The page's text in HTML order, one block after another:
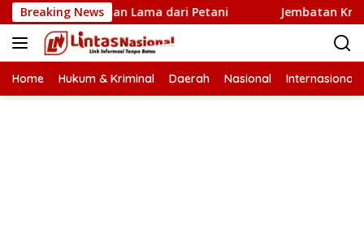
Langsung
ke
konten
Breaking News
Penantian Lama dari Petani Jembatan Krueng
Home Hukum & Kriminal Daerah Nasional Internasional